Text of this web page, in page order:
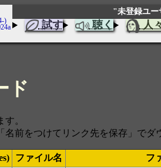
)
"未登録ユー
試す 聴く 人
ド
。
前をつけてリンク先を保存」でダ
ファイル名
フ